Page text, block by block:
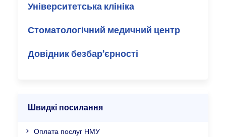
Університетська клініка
Стоматологічний медичний центр
Довідник безбар’єрності
Швидкі посилання
Оплата послуг НМУ